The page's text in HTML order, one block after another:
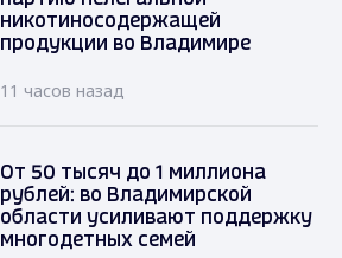
никотиносодержащей
продукции во Владимире
11 часов назад
От 50 тысяч до 1 миллиона
рублей: во Владимирской
области усиливают поддержку
многодетных семей